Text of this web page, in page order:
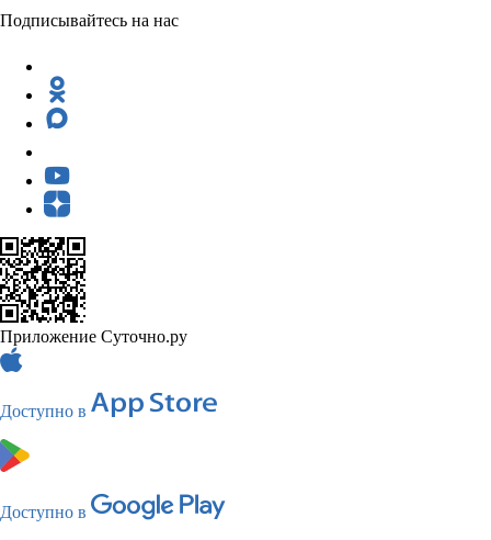
Подписывайтесь на нас
Приложение Суточно.ру
Доступно в
Доступно в